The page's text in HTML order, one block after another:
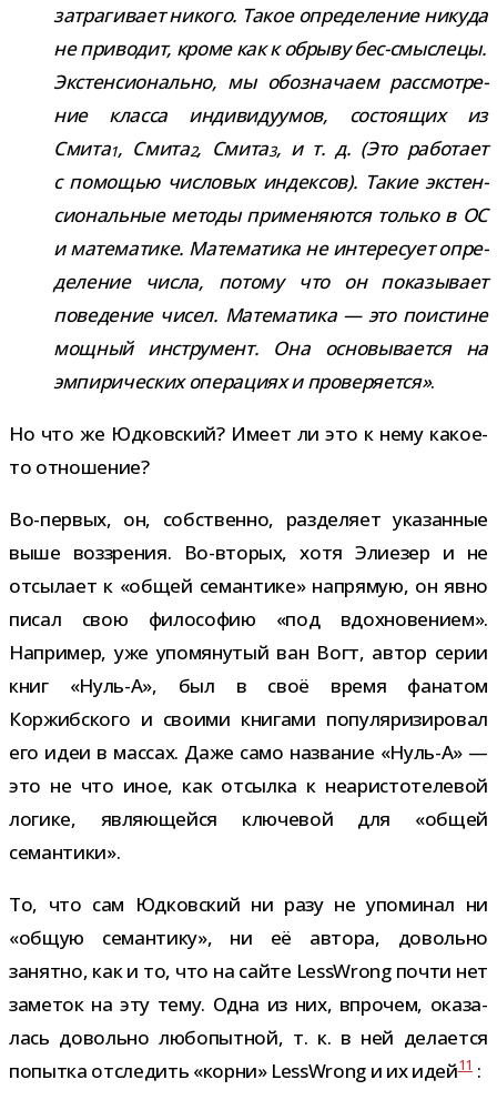
затра­ги­вает никого. Такое опре­де­ле­ние никуда
не при­во­дит, кроме как к обрыву бес-​смыслецы.
Экстенсионально, мы обо­зна­чаем рас­смот­ре­
ние класса инди­ви­ду­у­мов, состо­я­щих из
Смита1, Смита2, Смита3, и т. д. (Это рабо­тает
с помо­щью чис­ло­вых индек­сов). Такие экс­тен­
си­о­наль­ные методы при­ме­ня­ются только в ОС
и мате­ма­тике. Математика не инте­ре­сует опре­
де­ле­ние числа, потому что он пока­зы­вает
пове­де­ние чисел. Математика — это поис­тине
мощ­ный инстру­мент. Она осно­вы­ва­ется на
эмпи­ри­че­ских опе­ра­циях и про­ве­ря­ется».
Но что же Юдковский? Имеет ли это к нему какое-​
то отношение?
Во-​первых, он, соб­ственно, раз­де­ляет ука­зан­ные
выше воз­зре­ния. Во-​вторых, хотя Элиезер и не
отсы­лает к «общей семан­тике» напря­мую, он явно
писал свою фило­со­фию «под вдох­но­ве­нием».
Например, уже упо­мя­ну­тый ван Вогт, автор серии
книг «Нуль-​А», был в своё время фана­том
Коржибского и сво­ими кни­гами попу­ля­ри­зи­ро­вал
его идеи в мас­сах. Даже само назва­ние «Нуль-​А» —
это не что иное, как отсылка к неа­ри­сто­те­ле­вой
логике, явля­ю­щейся клю­че­вой для «общей
семантики».
То, что сам Юдковский ни разу не упо­ми­нал ни
«общую семан­тику», ни её автора, довольно
занятно, как и то, что на сайте LessWrong почти нет
заме­ток на эту тему. Одна из них, впро­чем, ока­за­
лась довольно любо­пыт­ной, т. к. в ней дела­ется
попытка отсле­дить «корни» LessWrong и их идей11 :